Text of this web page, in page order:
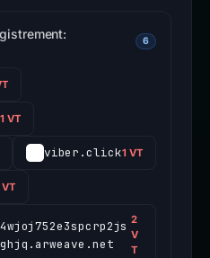
6
1 VT
viber.click1 VT
2
V
T